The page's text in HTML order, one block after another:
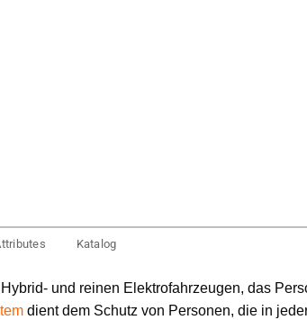
Katalog
und reinen Elektrofahrzeugen, das
dient dem Schutz von Personen, die in